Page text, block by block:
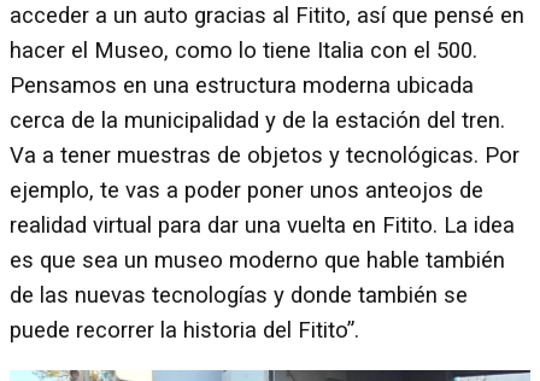
acceder a un auto gracias al Fitito, así que pensé en
hacer el Museo, como lo tiene Italia con el 500.
Pensamos en una estructura moderna ubicada
cerca de la municipalidad y de la estación del tren.
Va a tener muestras de objetos y tecnológicas. Por
ejemplo, te vas a poder poner unos anteojos de
realidad virtual para dar una vuelta en Fitito. La idea
es que sea un museo moderno que hable también
de las nuevas tecnologías y donde también se
puede recorrer la historia del Fitito”.